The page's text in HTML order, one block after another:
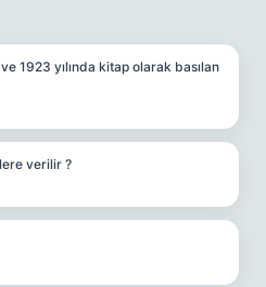
1923 yılında kitap olarak basılan
verilir ?